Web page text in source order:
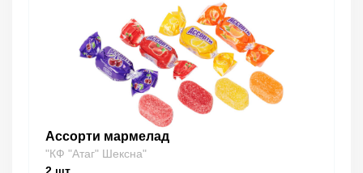
Ассорти мармелад
"КФ "Атаг" Шексна"